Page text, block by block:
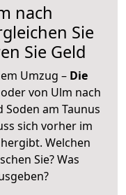
nach
Sie
Sie Geld
Umzug – Die
von Ulm nach
am Taunus
sich vorher im
Welchen
Sie? Was